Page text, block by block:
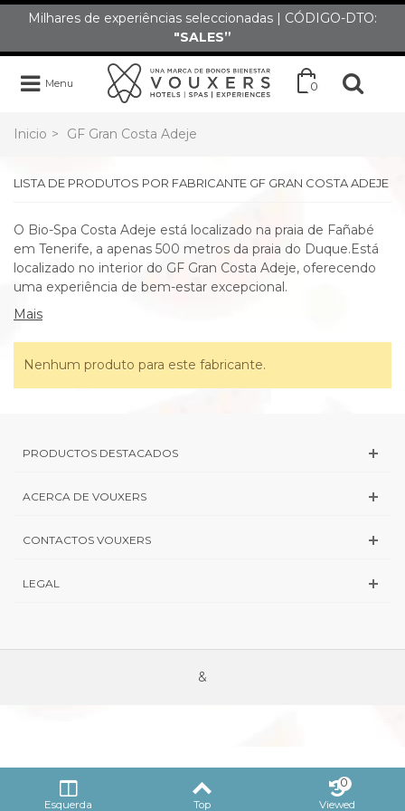
Milhares de experiências seleccionadas | CÓDIGO-DTO:
"SALES”
Menu 0
Inicio > GF Gran Costa Adeje
LISTA DE PRODUTOS POR FABRICANTE GF GRAN COSTA ADEJE
O Bio-Spa Costa Adeje está localizado na praia de Fañabé
em Tenerife, a apenas 500 metros da praia do Duque.Está
localizado no interior do GF Gran Costa Adeje, oferecendo
uma experiência de bem-estar excepcional.
Mais
Nenhum produto para este fabricante.
PRODUCTOS DESTACADOS
ACERCA DE VOUXERS
CONTACTOS VOUXERS
LEGAL
&
Esquerda Top Viewed
0